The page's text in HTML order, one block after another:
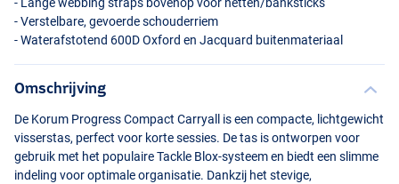
- Verstelbare, gevoerde schouderriem
- Waterafstotend 600D Oxford en Jacquard buitenmateriaal
Omschrijving
De Korum Progress Compact Carryall is een compacte, lichtgewicht
visserstas, perfect voor korte sessies. De tas is ontworpen voor
gebruik met het populaire Tackle Blox-systeem en biedt een slimme
indeling voor optimale organisatie. Dankzij het stevige,